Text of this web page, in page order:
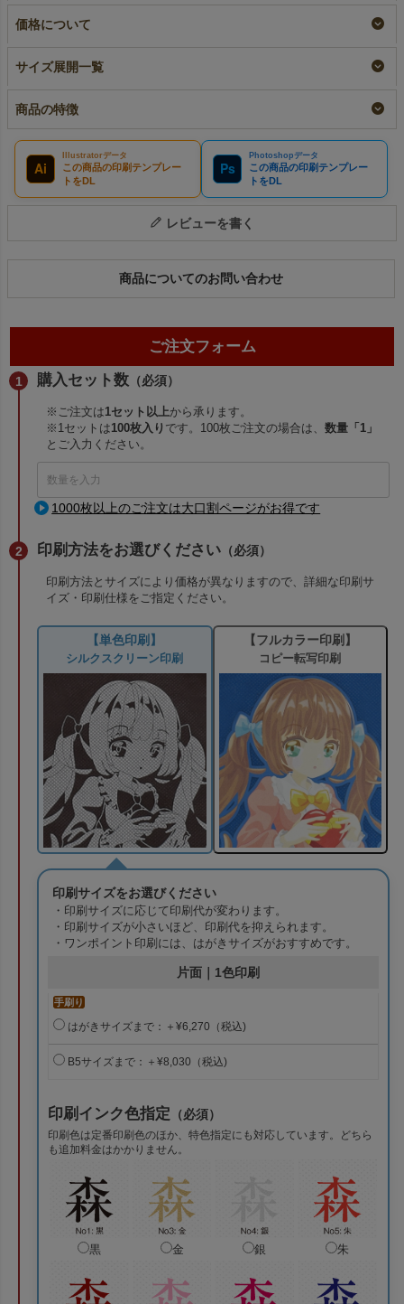
価格について
サイズ展開一覧
商品の特徴
Ai
Illustratorデータ
この商品の印刷テンプレー
トをDL
Ps
Photoshopデータ
この商品の印刷テンプレー
トをDL
レビューを書く
商品についてのお問い合わせ
ご注文フォーム
購入セット数 （必須）
※ご注文は1セット以上から承ります。
※1セットは100枚入り です。100枚ご注文の場合は、数量「1」
とご入力ください。
1000枚以上のご注文は大口割ページがお得です
印刷方法をお選びください （必須）
印刷方法とサイズにより価格が異なりますので、詳細な印刷サ
イズ・印刷仕様をご指定ください。
【単色印刷】
シルクスクリーン印刷
【フルカラー印刷】
コピー転写印刷
印刷サイズをお選びください
・印刷サイズに応じて印刷代が変わります。
・印刷サイズが小さいほど、印刷代を抑えられます。
・ワンポイント印刷には、はがきサイズがおすすめです。
片面｜1色印刷
手刷り
はがきサイズまで：＋¥6,270（税込)
B5サイズまで：＋¥8,030（税込)
印刷インク色指定 （必須）
印刷色は定番印刷色のほか、特色指定にも対応しています。どちら
も追加料金はかかりません。
黒 金 銀 朱